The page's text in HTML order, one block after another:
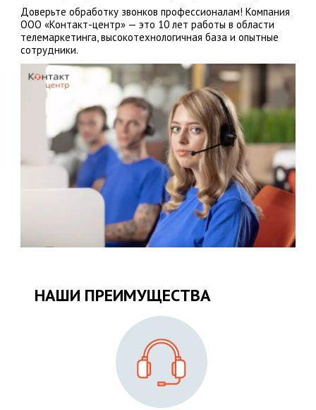
Доверьте обработку звонков профессионалам! Компания
ООО «Контакт-центр» — это 10 лет работы в области
телемаркетинга, высокотехнологичная база и опытные
сотрудники.
НАШИ ПРЕИМУЩЕСТВА